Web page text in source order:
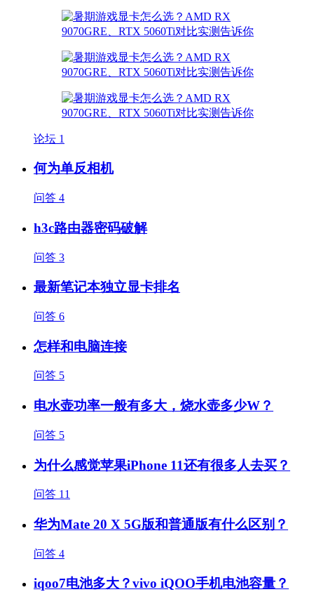
论坛 1
何为单反相机
问答 4
h3c路由器密码破解
问答 3
最新笔记本独立显卡排名
问答 6
怎样和电脑连接
问答 5
电水壶功率一般有多大，烧水壶多少W？
问答 5
为什么感觉苹果iPhone 11还有很多人去买？
问答 11
华为Mate 20 X 5G版和普通版有什么区别？
问答 4
iqoo7电池多大？vivo iQOO手机电池容量？